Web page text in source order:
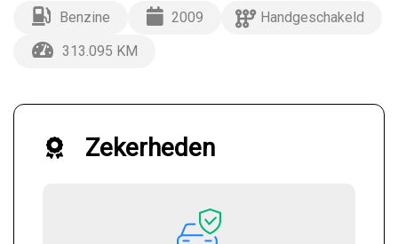
Benzine 2009
Handgeschakeld
313.095 KM
Zekerheden